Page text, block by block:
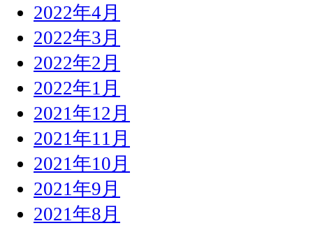
2022年4月
2022年3月
2022年2月
2022年1月
2021年12月
2021年11月
2021年10月
2021年9月
2021年8月